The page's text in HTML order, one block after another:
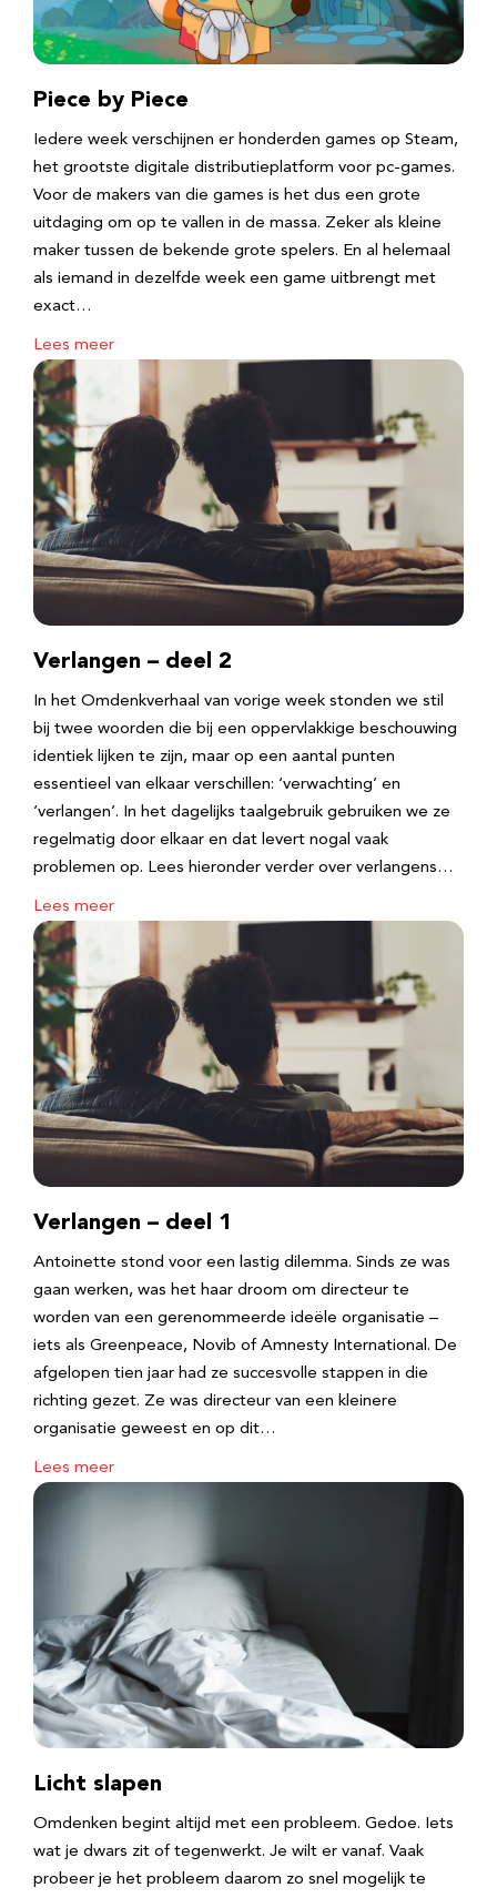
Piece by Piece
Iedere week verschijnen er honderden games op Steam,
het grootste digitale distributieplatform voor pc-games.
Voor de makers van die games is het dus een grote
uitdaging om op te vallen in de massa. Zeker als kleine
maker tussen de bekende grote spelers. En al helemaal
als iemand in dezelfde week een game uitbrengt met
exact…
Lees meer
Verlangen – deel 2
In het Omdenkverhaal van vorige week stonden we stil
bij twee woorden die bij een oppervlakkige beschouwing
identiek lijken te zijn, maar op een aantal punten
essentieel van elkaar verschillen: ‘verwachting’ en
‘verlangen’. In het dagelijks taalgebruik gebruiken we ze
regelmatig door elkaar en dat levert nogal vaak
problemen op. Lees hieronder verder over verlangens…
Lees meer
Verlangen – deel 1
Antoinette stond voor een lastig dilemma. Sinds ze was
gaan werken, was het haar droom om directeur te
worden van een gerenommeerde ideële organisatie –
iets als Greenpeace, Novib of Amnesty International. De
afgelopen tien jaar had ze succesvolle stappen in die
richting gezet. Ze was directeur van een kleinere
organisatie geweest en op dit…
Lees meer
Licht slapen
Omdenken begint altijd met een probleem. Gedoe. Iets
wat je dwars zit of tegenwerkt. Je wilt er vanaf. Vaak
probeer je het probleem daarom zo snel mogelijk te